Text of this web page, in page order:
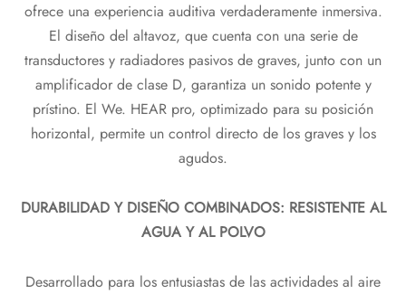
ofrece una experiencia auditiva verdaderamente inmersiva.
El diseño del altavoz, que cuenta con una serie de
transductores y radiadores pasivos de graves, junto con un
amplificador de clase D, garantiza un sonido potente y
prístino. El We. HEAR pro, optimizado para su posición
horizontal, permite un control directo de los graves y los
agudos.
DURABILIDAD Y DISEÑO COMBINADOS: RESISTENTE AL
AGUA Y AL POLVO
Desarrollado para los entusiastas de las actividades al aire